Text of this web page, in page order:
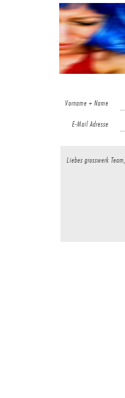
Vorname + Name
E-Mail Adresse